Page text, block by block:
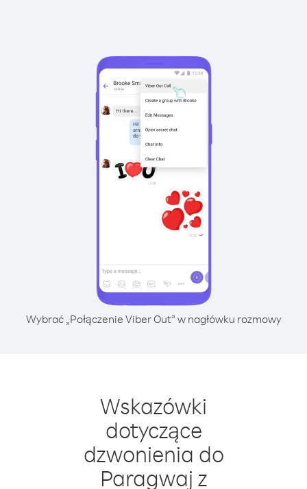
Wybrać „Połączenie Viber Out” w nagłówku rozmowy
Wskazówki
dotyczące
dzwonienia do
Paragwaj z